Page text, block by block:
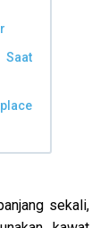
Saat
sekali,